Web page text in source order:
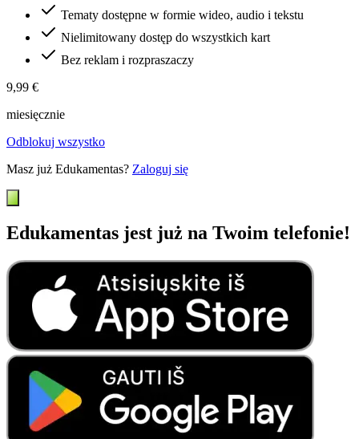
Tematy dostępne w formie wideo, audio i tekstu
Nielimitowany dostęp do wszystkich kart
Bez reklam i rozpraszaczy
9,99 €
miesięcznie
Odblokuj wszystko
Masz już Edukamentas? Zaloguj się
Edukamentas jest już na Twoim telefonie!